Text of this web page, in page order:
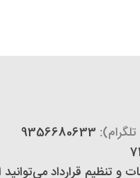
و تنظیم قرارداد